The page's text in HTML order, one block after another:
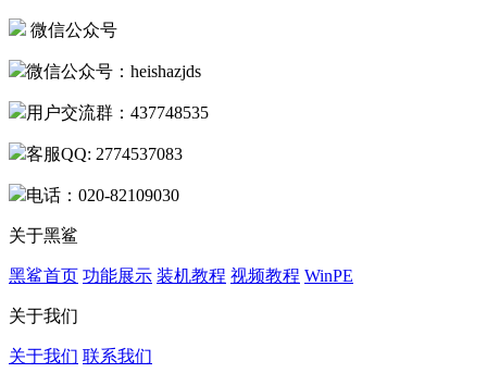
微信公众号
微信公众号：heishazjds
用户交流群：437748535
客服QQ: 2774537083
电话：020-82109030
关于黑鲨
黑鲨首页 功能展示 装机教程 视频教程 WinPE
关于我们
关于我们 联系我们